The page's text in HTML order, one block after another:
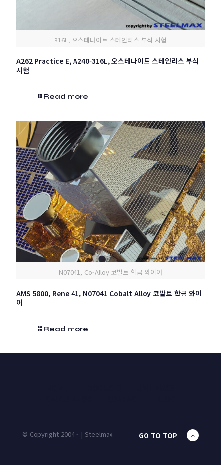
316L, 오스테나이트 스테인리스 부식 시험
A262 Practice E, A240-316L, 오스테나이트 스테인리스 부식
시험
Read more
N07041, Co-Alloy 코발트 합금 와이어
AMS 5800, Rene 41, N07041 Cobalt Alloy 코발트 합금 와이
어
Read more
© Copyright 2004 - | Steelmax GO TO TOP